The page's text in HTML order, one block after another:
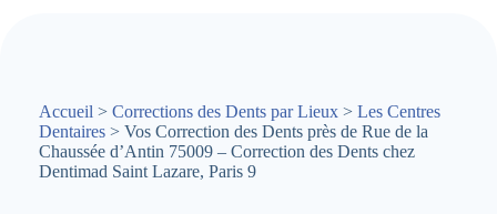
Accueil > Corrections des Dents par Lieux > Les Centres
Dentaires > Vos Correction des Dents près de Rue de la
Chaussée d’Antin 75009 – Correction des Dents chez
Dentimad Saint Lazare, Paris 9